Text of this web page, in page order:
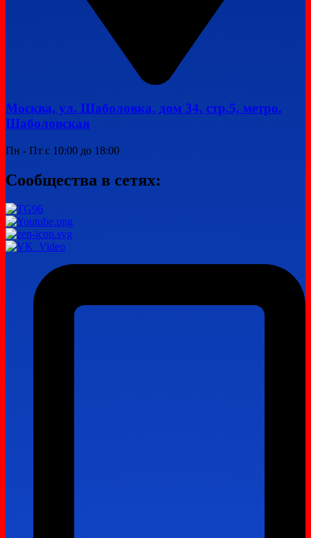
Москва, ул. Шаболовка, дом 34, стр.5, метро.
Шаболовская
Пн - Пт с 10:00 до 18:00
Сообщества в сетях: